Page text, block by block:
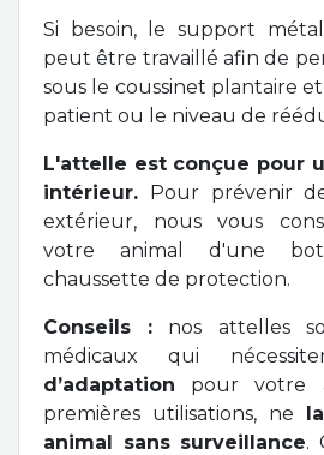
Si besoin, le support
peut être travaillé afin de
sous le coussinet plantaire
patient ou le niveau de
L'attelle est conçue pour
intérieur. Pour prévenir
extérieur, nous vous
votre animal d'une
chaussette de protection.
Conseils : nos attelles
médicaux qui
d’adaptation pour votre
premières utilisations, ne
animal sans surveillance.